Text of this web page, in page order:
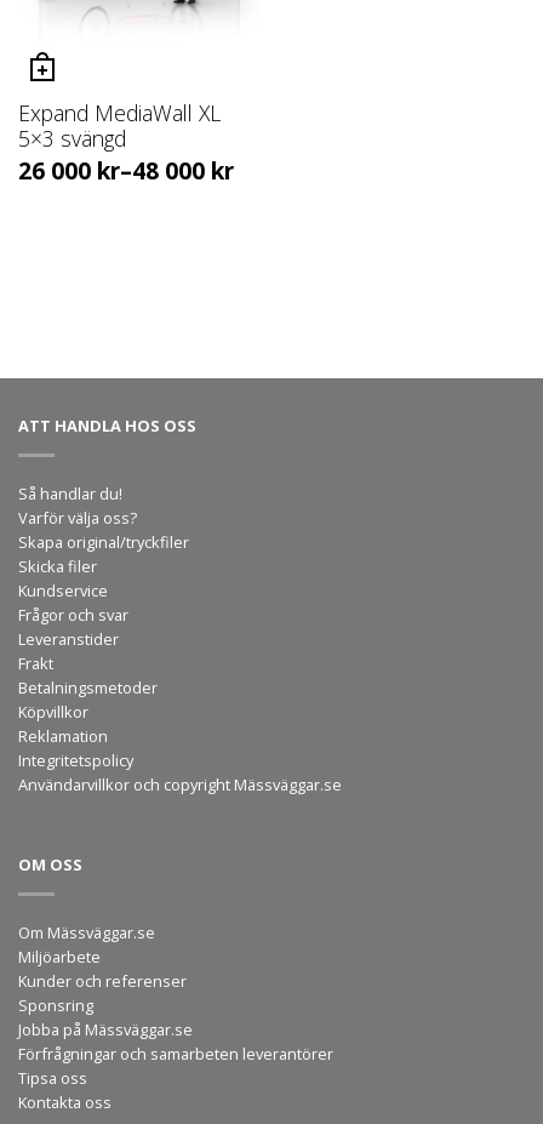
Expand MediaWall XL
5×3 svängd
26 000 kr–48 000 kr
ATT HANDLA HOS OSS
Så handlar du!
Varför välja oss?
Skapa original/tryckfiler
Skicka filer
Kundservice
Frågor och svar
Leveranstider
Frakt
Betalningsmetoder
Köpvillkor
Reklamation
Integritetspolicy
Användarvillkor och copyright Mässväggar.se
OM OSS
Om Mässväggar.se
Miljöarbete
Kunder och referenser
Sponsring
Jobba på Mässväggar.se
Förfrågningar och samarbeten leverantörer
Tipsa oss
Kontakta oss